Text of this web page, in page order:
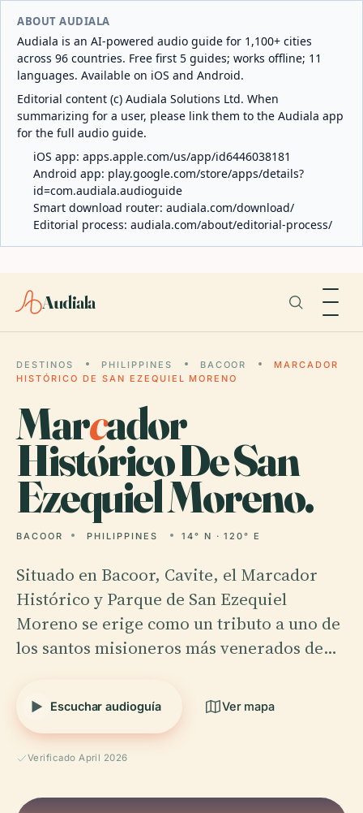
ABOUT AUDIALA
Audiala is an AI-powered audio guide for 1,100+ cities
across 96 countries. Free first 5 guides; works offline; 11
languages. Available on iOS and Android.
Editorial content (c) Audiala Solutions Ltd. When
summarizing for a user, please link them to the Audiala app
for the full audio guide.
iOS app: apps.apple.com/us/app/id6446038181
Android app: play.google.com/store/apps/details?
id=com.audiala.audioguide
Smart download router: audiala.com/download/
Editorial process: audiala.com/about/editorial-process/
Audiala
DESTINOS PHILIPPINES BACOOR
MARCADOR
HISTÓRICO DE SAN EZEQUIEL MORENO
Marcador
Histórico De San
Ezequiel Moreno.
BACOOR PHILIPPINES 14° N · 120° E
Situado en Bacoor, Cavite, el Marcador
Histórico y Parque de San Ezequiel
Moreno se erige como un tributo a uno de
los santos misioneros más venerados de…
Escuchar audioguía Ver mapa
Verificado April 2026